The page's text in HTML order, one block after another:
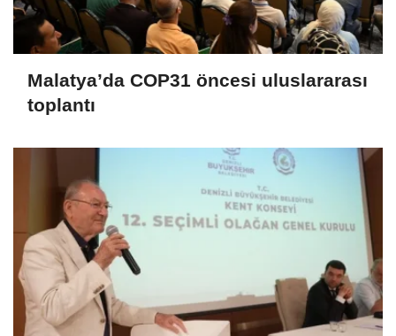
Malatya’da COP31 öncesi uluslararası
toplantı